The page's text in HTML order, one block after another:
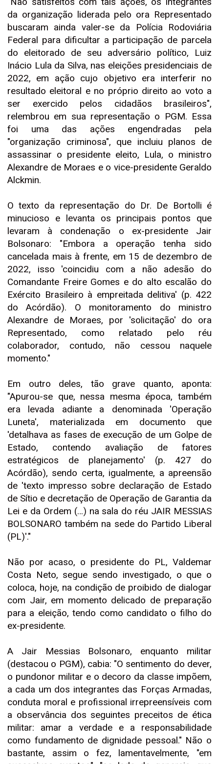
da organização liderada pelo ora Representado
buscaram ainda valer-se da Polícia Rodoviária
Federal para dificultar a participação de parcela
do eleitorado de seu adversário político, Luiz
Inácio Lula da Silva, nas eleições presidenciais de
2022, em ação cujo objetivo era interferir no
resultado eleitoral e no próprio direito ao voto a
ser exercido pelos cidadãos brasileiros",
relembrou em sua representação o PGM. Essa
foi uma das ações engendradas pela
"organização criminosa", que incluiu planos de
assassinar o presidente eleito, Lula, o ministro
Alexandre de Moraes e o vice-presidente Geraldo
Alckmin.
O texto da representação do Dr. De Bortolli é
minucioso e levanta os principais pontos que
levaram à condenação o ex-presidente Jair
Bolsonaro: "Embora a operação tenha sido
cancelada mais à frente, em 15 de dezembro de
2022, isso 'coincidiu com a não adesão do
Comandante Freire Gomes e do alto escalão do
Exército Brasileiro à empreitada delitiva' (p. 422
do Acórdão). O monitoramento do ministro
Alexandre de Moraes, por 'solicitação' do ora
Representado, como relatado pelo réu
colaborador, contudo, não cessou naquele
momento."
Em outro deles, tão grave quanto, aponta:
"Apurou-se que, nessa mesma época, também
era levada adiante a denominada 'Operação
Luneta', materializada em documento que
'detalhava as fases de execução de um Golpe de
Estado, contendo avaliação de fatores
estratégicos de planejamento' (p. 427 do
Acórdão), sendo certa, igualmente, a apreensão
de 'texto impresso sobre declaração de Estado
de Sítio e decretação de Operação de Garantia da
Lei e da Ordem (…) na sala do réu JAIR MESSIAS
BOLSONARO também na sede do Partido Liberal
(PL)'."
Não por acaso, o presidente do PL, Valdemar
Costa Neto, segue sendo investigado, o que o
coloca, hoje, na condição de proibido de dialogar
com Jair, em momento delicado de preparação
para a eleição, tendo como candidato o filho do
ex-presidente.
A Jair Messias Bolsonaro, enquanto militar
(destacou o PGM), cabia: "O sentimento do dever,
o pundonor militar e o decoro da classe impõem,
a cada um dos integrantes das Forças Armadas,
conduta moral e profissional irrepreensíveis com
a observância dos seguintes preceitos de ética
militar: amar a verdade e a responsabilidade
como fundamento de dignidade pessoal." Não o
bastante, assim o fez, lamentavelmente, "em